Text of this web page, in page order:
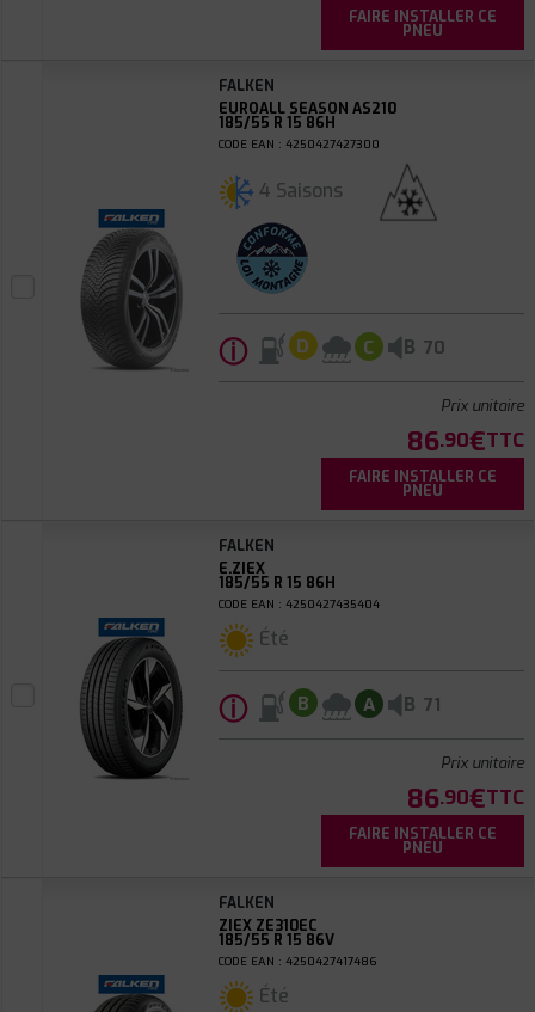
FAIRE INSTALLER CE
PNEU
FALKEN
EUROALL SEASON AS210
185/55 R 15 86H
CODE EAN : 4250427427300
4 Saisons
ⓘ D C B 70
Prix unitaire
86.90€TTC
FAIRE INSTALLER CE
PNEU
FALKEN
E.ZIEX
185/55 R 15 86H
CODE EAN : 4250427435404
Été
ⓘ B A B 71
Prix unitaire
86.90€TTC
FAIRE INSTALLER CE
PNEU
FALKEN
ZIEX ZE310EC
185/55 R 15 86V
CODE EAN : 4250427417486
Été